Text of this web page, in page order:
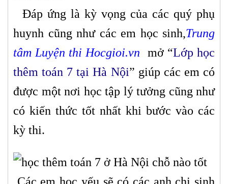
Đáp ứng là kỳ vọng của các quý phụ
huynh cũng như các em học sinh,Trung
tâm Luyện thi Hocgioi.vn
mở “Lớp học
thêm toán 7 tại Hà Nội” giúp các em có
được một nơi học tập lý tưởng cũng như
có kiến thức tốt nhất khi bước vào các
kỳ thi.